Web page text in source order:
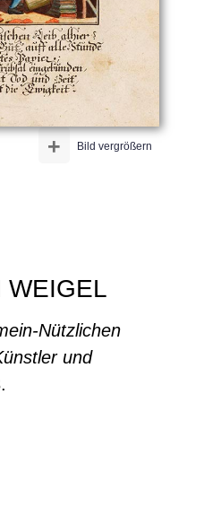
Bild vergrößern
+
WEIGEL
Nützlichen
und